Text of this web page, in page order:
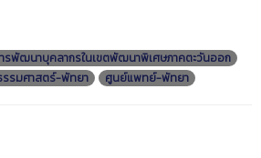
รพัฒนาบุคลากรในเขตพัฒนาพิเศษภาคตะวันออก
รรมศาสตร์-พัทยา
ศูนย์แพทย์-พัทยา